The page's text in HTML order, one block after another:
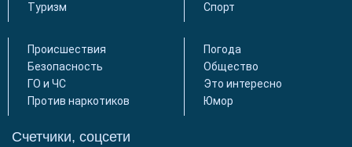
Туризм
Спорт
Происшествия
Безопасность
ГО и ЧС
Против наркотиков
Погода
Общество
Это интересно
Юмор
Счетчики, соцсети